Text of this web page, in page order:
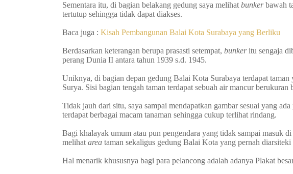
Sementara itu, di bagian belakang gedung saya melihat bunkerbawah
tertutup sehingga tidak dapat diakses.
Baca juga : Kisah Pembangunan Balai Kota Surabaya yang Berliku
Berdasarkan keterangan berupa prasasti setempat, bunkeritu sengaja
perang Dunia II antara tahun 1939 s.d. 1945.
Uniknya, di bagian depan gedung Balai Kota Surabaya terdapat taman
Surya. Sisi bagian tengah taman terdapat sebuah air mancur berukuran
Tidak jauh dari situ, saya sampai mendapatkan gambar sesuai yang
terdapat berbagai macam tanaman sehingga cukup terlihat rindang.
Bagi khalayak umum atau pun pengendara yang tidak sampai masuk
melihat area taman sekaligus gedung Balai Kota yang pernah
Hal menarik khususnya bagi para pelancong adalah adanya Plakat